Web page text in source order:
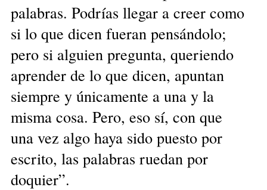
palabras. Podrías llegar a creer como
si lo que dicen fueran pensándolo;
pero si alguien pregunta, queriendo
aprender de lo que dicen, apuntan
siempre y únicamente a una y la
misma cosa. Pero, eso sí, con que
una vez algo haya sido puesto por
escrito, las palabras ruedan por
doquier”.